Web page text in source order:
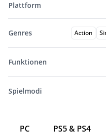
Plattform
Genres Action
Funktionen
Spielmodi
PC PS5 & PS4